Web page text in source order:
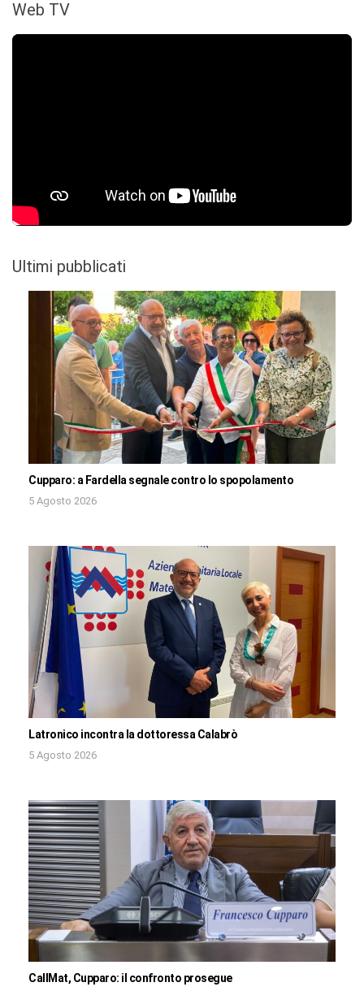
Web TV
Ultimi pubblicati
Cupparo: a Fardella segnale contro lo spopolamento
5 Agosto 2026
Latronico incontra la dottoressa Calabrò
5 Agosto 2026
CallMat, Cupparo: il confronto prosegue